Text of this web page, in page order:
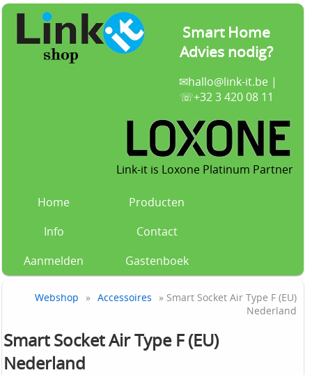
Smart Home
Advies nodig?
✉hallo@link-it.be|
☏+32 3 420 08 11
Link-it is Loxone Platinum Partner
Home
Producten
Info
Contact
Aanmelden
Gastenboek
Webshop » Accessoires
» Smart Socket Air Type F (EU)
Nederland
Smart Socket Air Type F (EU)
Nederland